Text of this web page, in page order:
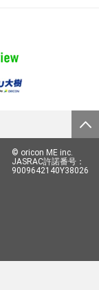
© oricon ME inc.
JASRAC許諾番号：
9009642140Y38026